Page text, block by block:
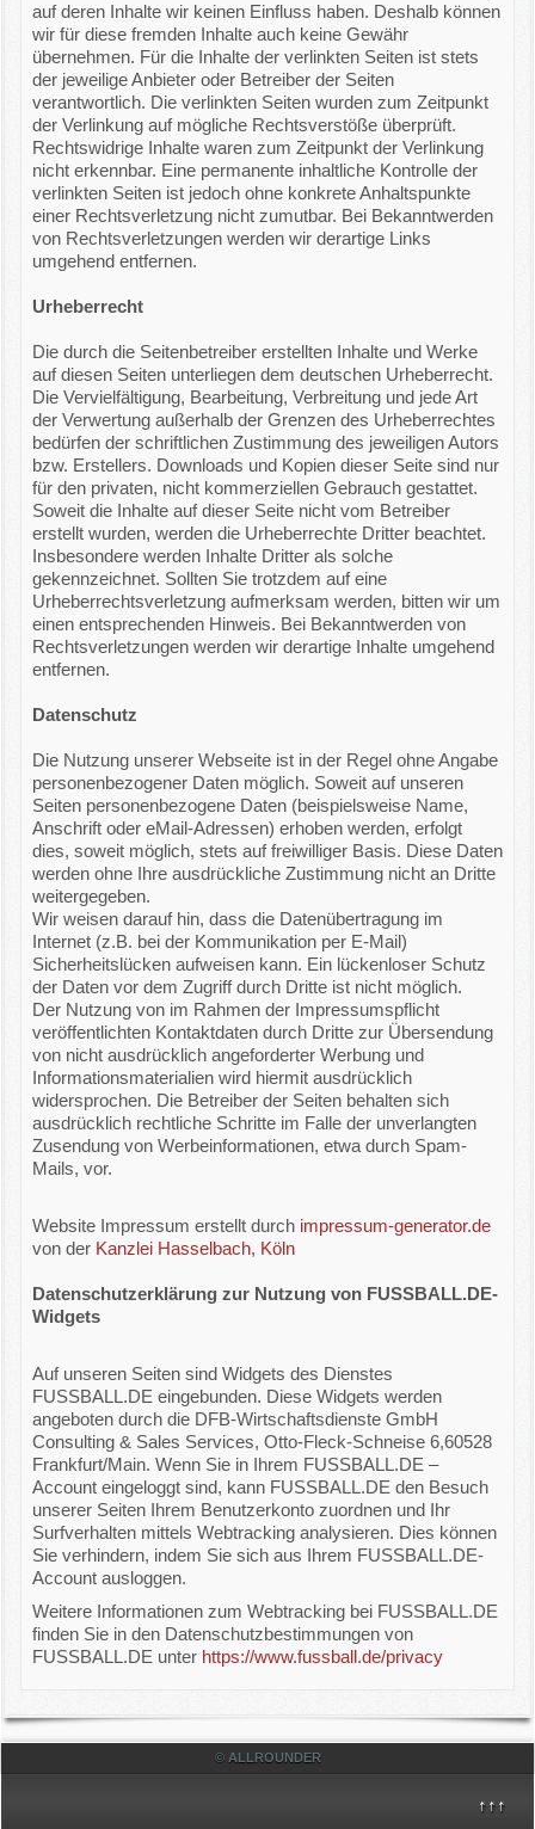
auf deren Inhalte wir keinen Einfluss haben. Deshalb können
wir für diese fremden Inhalte auch keine Gewähr
übernehmen. Für die Inhalte der verlinkten Seiten ist stets
der jeweilige Anbieter oder Betreiber der Seiten
verantwortlich. Die verlinkten Seiten wurden zum Zeitpunkt
der Verlinkung auf mögliche Rechtsverstöße überprüft.
Rechtswidrige Inhalte waren zum Zeitpunkt der Verlinkung
nicht erkennbar. Eine permanente inhaltliche Kontrolle der
verlinkten Seiten ist jedoch ohne konkrete Anhaltspunkte
einer Rechtsverletzung nicht zumutbar. Bei Bekanntwerden
von Rechtsverletzungen werden wir derartige Links
umgehend entfernen.
Urheberrecht
Die durch die Seitenbetreiber erstellten Inhalte und Werke
auf diesen Seiten unterliegen dem deutschen Urheberrecht.
Die Vervielfältigung, Bearbeitung, Verbreitung und jede Art
der Verwertung außerhalb der Grenzen des Urheberrechtes
bedürfen der schriftlichen Zustimmung des jeweiligen Autors
bzw. Erstellers. Downloads und Kopien dieser Seite sind nur
für den privaten, nicht kommerziellen Gebrauch gestattet.
Soweit die Inhalte auf dieser Seite nicht vom Betreiber
erstellt wurden, werden die Urheberrechte Dritter beachtet.
Insbesondere werden Inhalte Dritter als solche
gekennzeichnet. Sollten Sie trotzdem auf eine
Urheberrechtsverletzung aufmerksam werden, bitten wir um
einen entsprechenden Hinweis. Bei Bekanntwerden von
Rechtsverletzungen werden wir derartige Inhalte umgehend
entfernen.
Datenschutz
Die Nutzung unserer Webseite ist in der Regel ohne Angabe
personenbezogener Daten möglich. Soweit auf unseren
Seiten personenbezogene Daten (beispielsweise Name,
Anschrift oder eMail-Adressen) erhoben werden, erfolgt
dies, soweit möglich, stets auf freiwilliger Basis. Diese Daten
werden ohne Ihre ausdrückliche Zustimmung nicht an Dritte
weitergegeben.
Wir weisen darauf hin, dass die Datenübertragung im
Internet (z.B. bei der Kommunikation per E-Mail)
Sicherheitslücken aufweisen kann. Ein lückenloser Schutz
der Daten vor dem Zugriff durch Dritte ist nicht möglich.
Der Nutzung von im Rahmen der Impressumspflicht
veröffentlichten Kontaktdaten durch Dritte zur Übersendung
von nicht ausdrücklich angeforderter Werbung und
Informationsmaterialien wird hiermit ausdrücklich
widersprochen. Die Betreiber der Seiten behalten sich
ausdrücklich rechtliche Schritte im Falle der unverlangten
Zusendung von Werbeinformationen, etwa durch Spam-
Mails, vor.
Website Impressum erstellt durch impressum-generator.de
von der Kanzlei Hasselbach, Köln
Datenschutzerklärung zur Nutzung von FUSSBALL.DE-
Widgets
Auf unseren Seiten sind Widgets des Dienstes
FUSSBALL.DE eingebunden. Diese Widgets werden
angeboten durch die DFB-Wirtschaftsdienste GmbH
Consulting & Sales Services, Otto-Fleck-Schneise 6,60528
Frankfurt/Main. Wenn Sie in Ihrem FUSSBALL.DE –
Account eingeloggt sind, kann FUSSBALL.DE den Besuch
unserer Seiten Ihrem Benutzerkonto zuordnen und Ihr
Surfverhalten mittels Webtracking analysieren. Dies können
Sie verhindern, indem Sie sich aus Ihrem FUSSBALL.DE-
Account ausloggen.
Weitere Informationen zum Webtracking bei FUSSBALL.DE
finden Sie in den Datenschutzbestimmungen von
FUSSBALL.DE unter https://www.fussball.de/privacy
© ALLROUNDER
↑↑↑